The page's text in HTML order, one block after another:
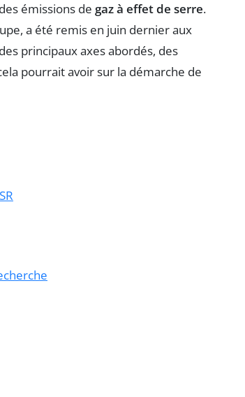
émissions de gaz à effet de serre.
a été remis en juin dernier aux
principaux axes abordés, des
pourrait avoir sur la démarche de